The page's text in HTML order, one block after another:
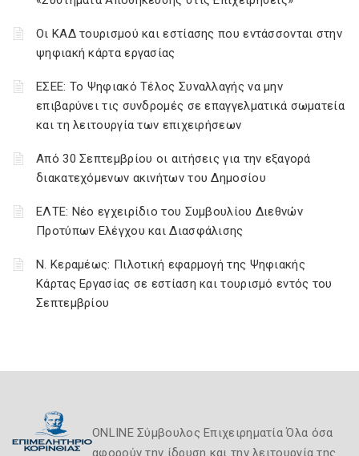
Οι ΚΑΔ τουρισμού και εστίασης που εντάσσονται στην
ψηφιακή κάρτα εργασίας
ΕΣΕΕ: Το Ψηφιακό Τέλος Συναλλαγής να μην
επιβαρύνει τις συνδρομές σε επαγγελματικά σωματεία
και τη λειτουργία των επιχειρήσεων
Από 30 Σεπτεμβρίου οι αιτήσεις για την εξαγορά
διακατεχόμενων ακινήτων του Δημοσίου
ΕΛΤΕ: Νέο εγχειρίδιο του Συμβουλίου Διεθνών
Προτύπων Ελέγχου και Διασφάλισης
Ν. Κεραμέως: Πιλοτική εφαρμογή της Ψηφιακής
Κάρτας Εργασίας σε εστίαση και τουρισμό εντός του
Σεπτεμβρίου
ONLINE Σύμβουλος Επιχειρηματία Όλα όσα
αφορούν την ίδρυση και την λειτουργία της